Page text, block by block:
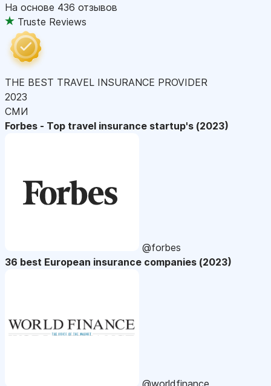
На основе 436 отзывов
Truste Reviews
THE BEST TRAVEL INSURANCE PROVIDER
2023
СМИ
Forbes - Top travel insurance startup's (2023)
@forbes
36 best European insurance companies (2023)
@worldfinance